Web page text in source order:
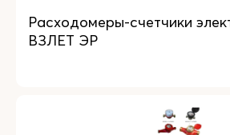
Расходомеры-счетчики
ВЗЛЕТ ЭР